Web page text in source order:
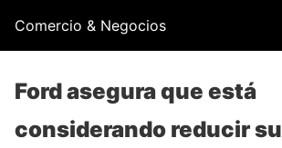
Comercio & Negocios
Ford asegura que está
considerando reducir su